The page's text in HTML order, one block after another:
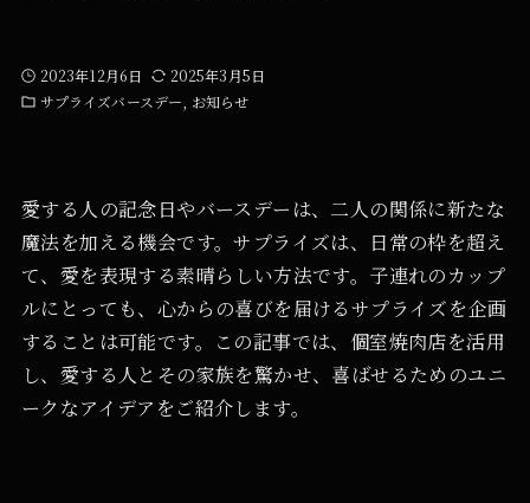
2023年12月6日
2025年3月5日
サプライズバースデー お知らせ
愛する人の記念日やバースデーは、二人の関係に新たな
魔法を加える機会です。サプライズは、日常の枠を超え
て、愛を表現する素晴らしい方法です。子連れのカップ
ルにとっても、心からの喜びを届けるサプライズを企画
することは可能です。この記事では、個室焼肉店を活用
し、愛する人とその家族を驚かせ、喜ばせるためのユニ
ークなアイデアをご紹介します。